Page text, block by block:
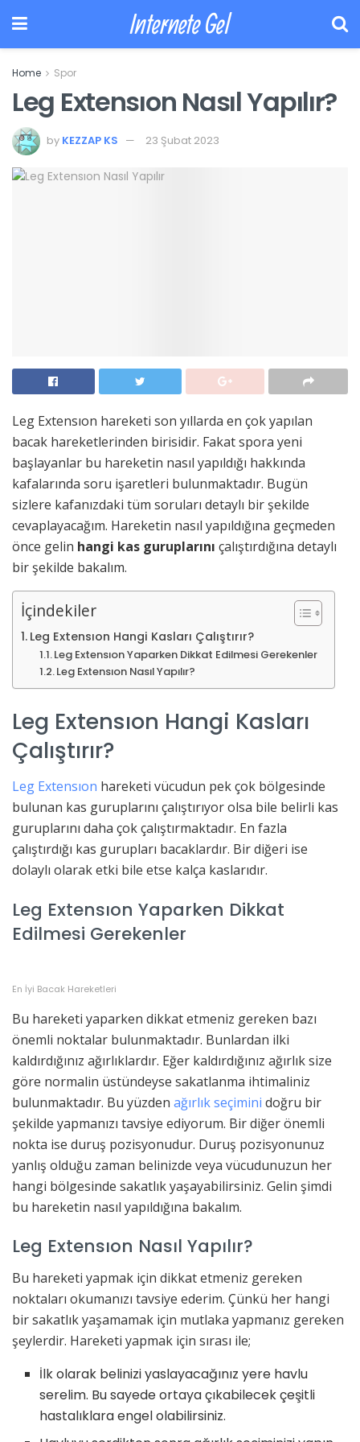
Internete Gel
Home Spor
Leg Extensıon Nasıl Yapılır?
by KEZZAP KS 23 Şubat 2023
Leg Extensıon hareketi son yıllarda en çok yapılan
bacak hareketlerinden birisidir. Fakat spora yeni
başlayanlar bu hareketin nasıl yapıldığı hakkında
kafalarında soru işaretleri bulunmaktadır. Bugün
sizlere kafanızdaki tüm soruları detaylı bir şekilde
cevaplayacağım. Hareketin nasıl yapıldığına geçmeden
önce gelin hangi kas guruplarını çalıştırdığına detaylı
bir şekilde bakalım.
İçindekiler
Leg Extensıon Hangi Kasları Çalıştırır?
Leg Extensıon Yaparken Dikkat Edilmesi Gerekenler
Leg Extensıon Nasıl Yapılır?
Leg Extensıon Hangi Kasları
Çalıştırır?
Leg Extensıon hareketi vücudun pek çok bölgesinde
bulunan kas guruplarını çalıştırıyor olsa bile belirli kas
guruplarını daha çok çalıştırmaktadır. En fazla
çalıştırdığı kas gurupları bacaklardır. Bir diğeri ise
dolaylı olarak etki bile etse kalça kaslarıdır.
Leg Extensıon Yaparken Dikkat
Edilmesi Gerekenler
En İyi Bacak Hareketleri
Bu hareketi yaparken dikkat etmeniz gereken bazı
önemli noktalar bulunmaktadır. Bunlardan ilki
kaldırdığınız ağırlıklardır. Eğer kaldırdığınız ağırlık size
göre normalin üstündeyse sakatlanma ihtimaliniz
bulunmaktadır. Bu yüzden ağırlık seçimini doğru bir
şekilde yapmanızı tavsiye ediyorum. Bir diğer önemli
nokta ise duruş pozisyonudur. Duruş pozisyonunuz
yanlış olduğu zaman belinizde veya vücudunuzun her
hangi bölgesinde sakatlık yaşayabilirsiniz. Gelin şimdi
bu hareketin nasıl yapıldığına bakalım.
Leg Extensıon Nasıl Yapılır?
Bu hareketi yapmak için dikkat etmeniz gereken
noktaları okumanızı tavsiye ederim. Çünkü her hangi
bir sakatlık yaşamamak için mutlaka yapmanız gereken
şeylerdir. Hareketi yapmak için sırası ile;
İlk olarak belinizi yaslayacağınız yere havlu
serelim. Bu sayede ortaya çıkabilecek çeşitli
hastalıklara engel olabilirsiniz.